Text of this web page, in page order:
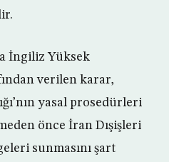
İngiliz Yüksek
verilen karar,
yasal prosedürleri
önce İran Dışişleri
sunmasını şart